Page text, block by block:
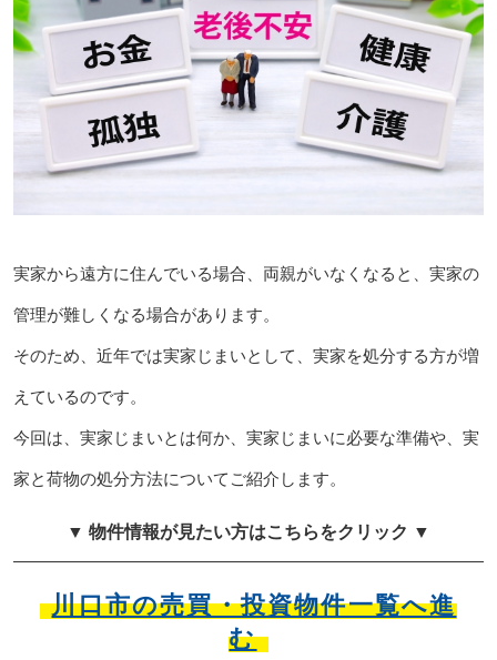
実家から遠方に住んでいる場合、両親がいなくなると、実家の
管理が難しくなる場合があります。
そのため、近年では実家じまいとして、実家を処分する方が増
えているのです。
今回は、実家じまいとは何か、実家じまいに必要な準備や、実
家と荷物の処分方法についてご紹介します。
▼ 物件情報が見たい方はこちらをクリック ▼
川口市の売買・投資物件一覧へ進
む